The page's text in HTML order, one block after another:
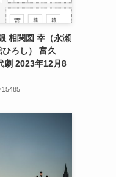
相関図 幸（永瀬
ろし） 富久
劇 2023年12月8
15485